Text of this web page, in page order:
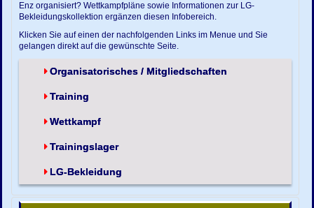
Enz organisiert? Wettkampfpläne sowie Informationen zur LG-
Bekleidungskollektion ergänzen diesen Infobereich.
Klicken Sie auf einen der nachfolgenden Links im Menue und Sie
gelangen direkt auf die gewünschte Seite.
Organisatorisches / Mitgliedschaften
Training
Wettkampf
Trainingslager
LG-Bekleidung